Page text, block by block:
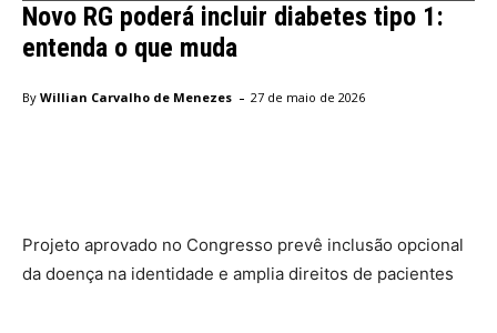
Novo RG poderá incluir diabetes tipo 1:
entenda o que muda
By Willian Carvalho de Menezes - 27 de maio de 2026
Projeto aprovado no Congresso prevê inclusão opcional
da doença na identidade e amplia direitos de pacientes